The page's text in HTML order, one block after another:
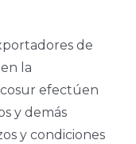
de
la
efectúen
y demás
y condiciones